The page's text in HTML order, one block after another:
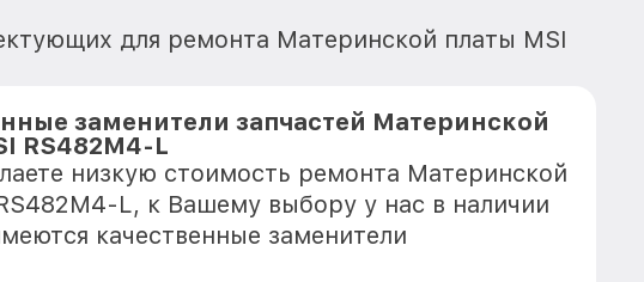
для ремонта Материнской платы MSI
заменители запчастей Материнской
RS482M4-L
низкую стоимость ремонта Материнской
L, к Вашему выбору у нас в наличии
качественные заменители